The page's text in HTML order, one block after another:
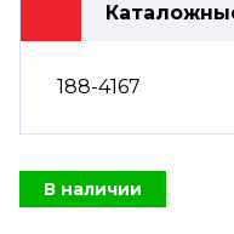
188-4167
В наличии